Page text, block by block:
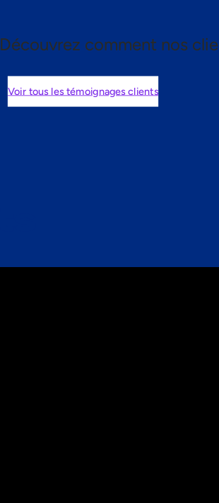
Découvrez comment nos
Voir tous les témoignages clients